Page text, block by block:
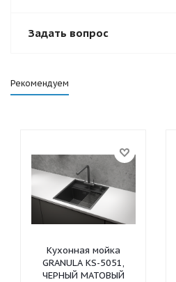
Задать вопрос
Рекомендуем
Кухонная мойка
GRANULA KS-5051,
ЧЕРНЫЙ МАТОВЫЙ